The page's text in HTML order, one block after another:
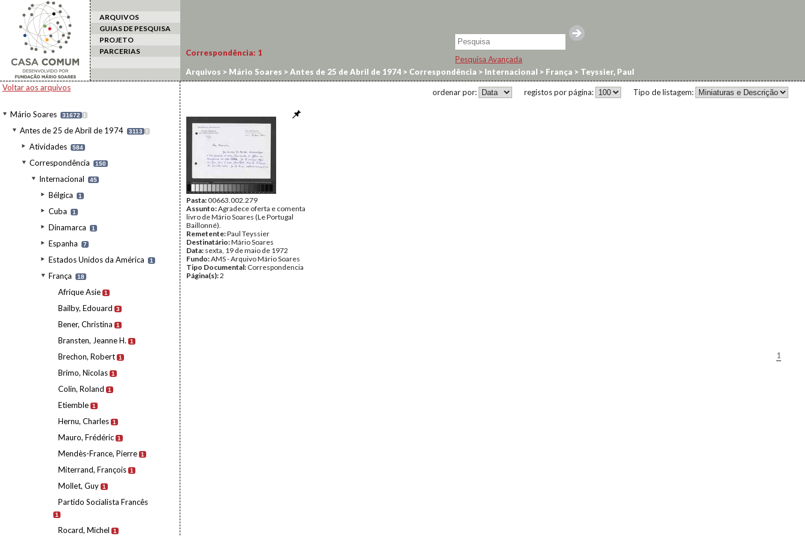
ARQUIVOS
GUIAS DE PESQUISA
PROJETO
PARCERIAS
Pesquisa Avançada
Voltar aos arquivos
Mário Soares 31672 I
Antes de 25 de Abril de 1974 3113 I
Atividades 584
Correspondência 150
Internacional 45
Bélgica 1
Cuba 1
Dinamarca 1
Espanha 7
Estados Unidos da América 1
França 18
Afrique Asie 1
Bailby, Edouard 3
Bener, Christina 1
Bransten, Jeanne H. 1
Brechon, Robert 1
Brimo, Nicolas 1
Colin, Roland 1
Etiemble 1
Hernu, Charles 1
Mauro, Frédéric 1
Mendès-France, Pierre 1
Miterrand, François 1
Mollet, Guy 1
Partido Socialista Francês
1
Rocard, Michel 1
Correspondência: 1
Arquivos > Mário Soares >Antes de 25 de Abril de 1974 > Correspondência > Internacional > França > Teyssier, Paul
Tipo de listagem:
registos por página:
ordenar por:
Pasta:00663.002.279
Assunto:Agradece oferta e comenta
livro de Mário Soares (Le Portugal
Baillonné).
Remetente:Paul Teyssier
Destinatário:Mário Soares
Data: sexta, 19 de maio de 1972
Fundo:AMS - Arquivo Mário Soares
Tipo Documental: Correspondencia
Página(s):2
1